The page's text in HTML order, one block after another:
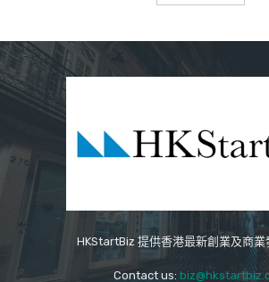
HKStartBiz 提供香港最新創業及商業
Contact us: